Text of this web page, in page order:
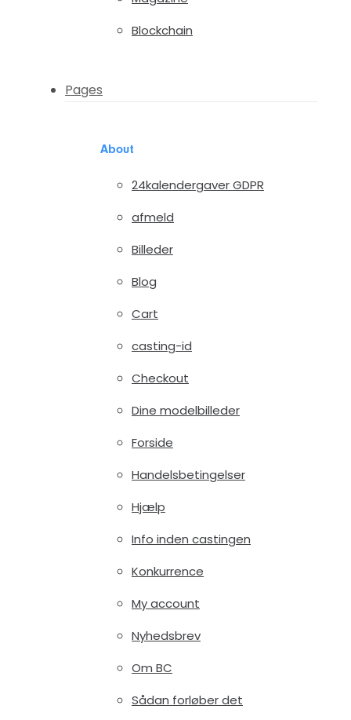
Blockchain
Pages
About
24kalendergaver GDPR
afmeld
Billeder
Blog
Cart
casting-id
Checkout
Dine modelbilleder
Forside
Handelsbetingelser
Hjælp
Info inden castingen
Konkurrence
My account
Nyhedsbrev
Om BC
Sådan forløber det